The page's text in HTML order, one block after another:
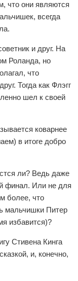
что они являются
всегда
и друг. На
Роланда, но
что
Тогда как Флэгг
шел к своей
коварнее
в итоге добро
ли? Ведь даже
финал. Или не для
более, что
мальчишки Питер
избавится)?
Стивена Кинга
и, конечно,